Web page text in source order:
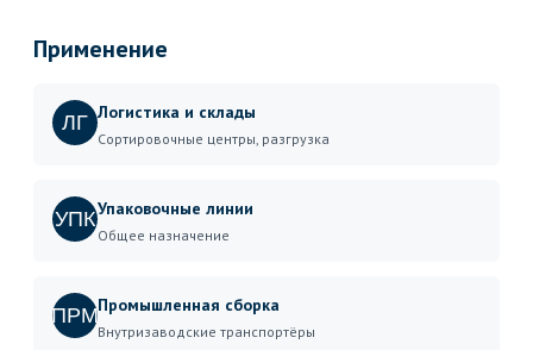
Применение
ЛГ Логистика и склады
Сортировочные центры, разгрузка
УПКУпаковочные линии
Общее назначение
ПРМПромышленная сборка
Внутризаводские транспортёры